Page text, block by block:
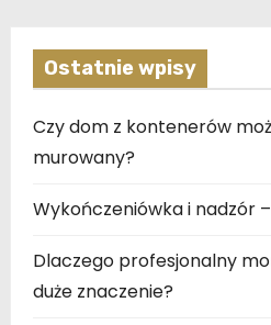
Ostatnie wpisy
Czy dom z kontenerów
murowany?
Wykończeniówka i nadzór
Dlaczego profesjonalny
duże znaczenie?